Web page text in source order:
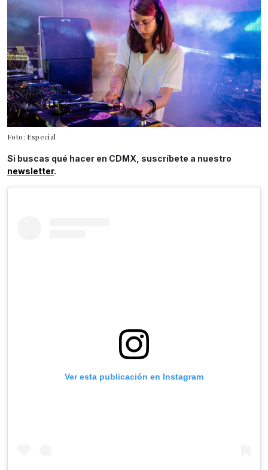
Foto: Especial
Si buscas qué hacer en CDMX, suscríbete a nuestro
newsletter.
Ver esta publicación en Instagram